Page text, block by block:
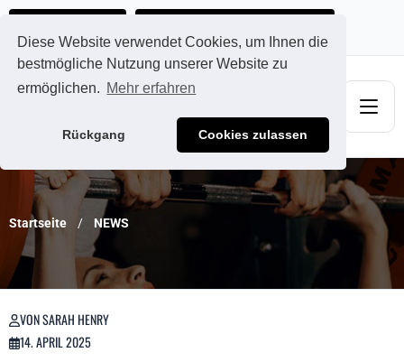
Diese Website verwendet Cookies, um Ihnen die
bestmögliche Nutzung unserer Website zu
ermöglichen. Mehr erfahren
Rückgang Cookies zulassen
Startseite NEWS
VON SARAH HENRY
14. APRIL 2025